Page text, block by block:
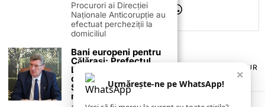
TERMENI ȘI CONDIȚII
POLITICA DE ANULARE & RETUR
PUBLICITATE ONLINE & TIPĂRITĂ
CONTACT
ZIARUL ANUNȚUL CĂLĂRĂȘEAN
×
Urmărește-ne pe WhatsApp!
Procurori ai Direcției
Naționale Anticorupție au
efectuat percheziții la
domiciliul
Bani europeni pentru
Călărași: Prefectul
Laurențiu State anunță
colaborarea cu ADR
Sud-Muntenia pentru
noi finanțări